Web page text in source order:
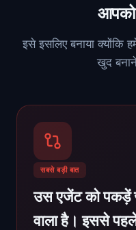
आपको
इसे इसलिए बनाया
खुद
सबसे बड़ी बात
उस एजेंट को पकड़ें
वाला है। इससे